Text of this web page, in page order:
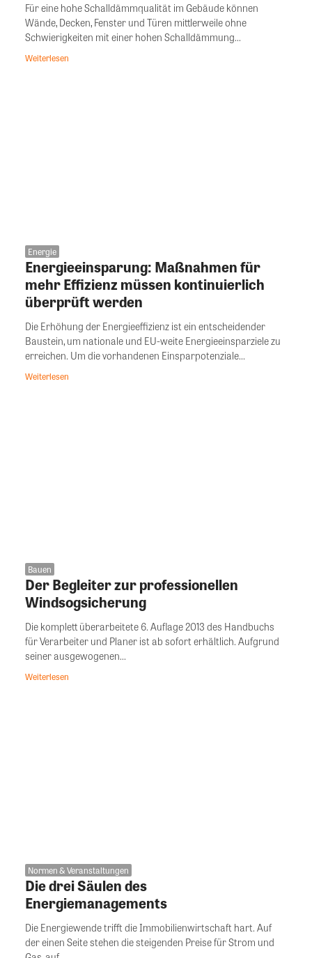
Für eine hohe Schalldämmqualität im Gebäude können
Wände, Decken, Fenster und Türen mittlerweile ohne
Schwierigkeiten mit einer hohen Schalldämmung...
Weiterlesen
Energie
Energieeinsparung: Maßnahmen für
mehr Effizienz müssen kontinuierlich
überprüft werden
Die Erhöhung der Energieeffizienz ist ein entscheidender
Baustein, um nationale und EU-weite Energieeinsparziele zu
erreichen. Um die vorhandenen Einsparpotenziale...
Weiterlesen
Bauen
Der Begleiter zur professionellen
Windsogsicherung
Die komplett überarbeitete 6. Auflage 2013 des Handbuchs
für Verarbeiter und Planer ist ab sofort erhältlich. Aufgrund
seiner ausgewogenen...
Weiterlesen
Normen & Veranstaltungen
Die drei Säulen des
Energiemanagements
Die Energiewende trifft die Immobilienwirtschaft hart. Auf
der einen Seite stehen die steigenden Preise für Strom und